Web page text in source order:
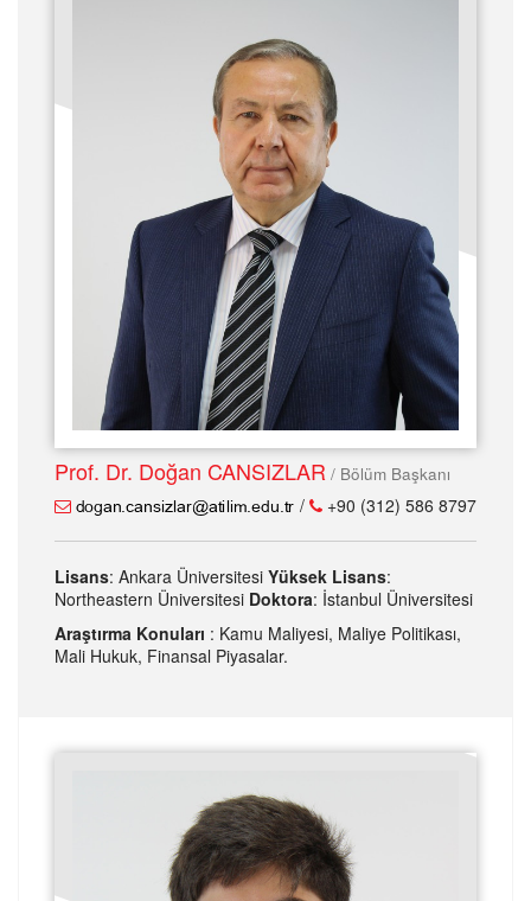
Prof. Dr. Doğan CANSIZLAR / Bölüm Başkanı
/ +90 (312) 586 8797
Lisans: Ankara Üniversitesi Yüksek Lisans:
Northeastern Üniversitesi Doktora: İstanbul Üniversitesi
Araştırma Konuları : Kamu Maliyesi, Maliye Politikası,
Mali Hukuk, Finansal Piyasalar.